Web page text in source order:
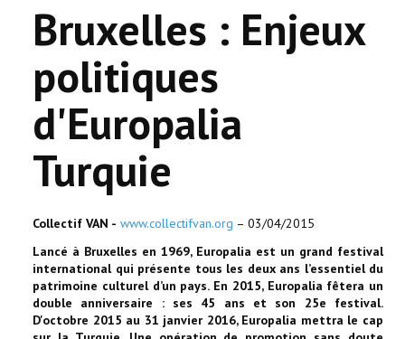
ACTUALITÉ
COMMUNAUTÉ
EVÉNEMENTS
🔔 ELECTIONS 2026 🗳️
LE CENTRE
CONTACT
Bruxelles : Enjeux
politiques
d'Europalia
Turquie
Collectif VAN - www.collectifvan.org – 03/04/2015
Lancé à Bruxelles en 1969, Europalia est un grand festival
international qui présente tous les deux ans l’essentiel du
patrimoine culturel d’un pays. En 2015, Europalia fêtera un
double anniversaire : ses 45 ans et son 25e festival.
D'octobre 2015 au 31 janvier 2016, Europalia mettra le cap